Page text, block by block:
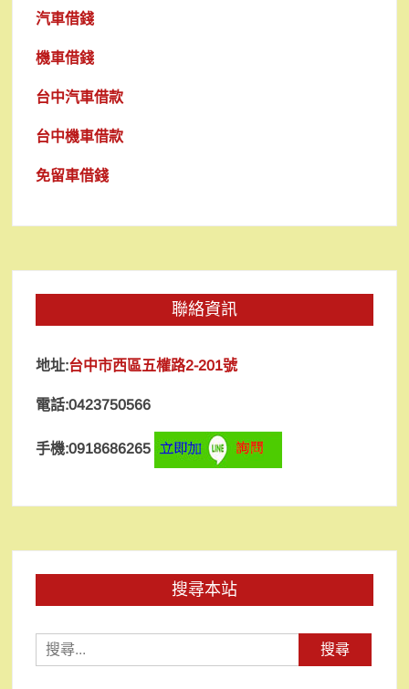
汽車借錢
機車借錢
台中汽車借款
台中機車借款
免留車借錢
聯絡資訊
地址:台中市西區五權路2-201號
電話:0423750566
手機:0918686265
搜尋本站
尋